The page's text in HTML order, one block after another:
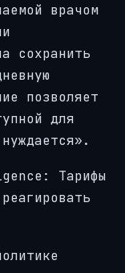
врачом
сохранить
позволяет
для
Тарифы